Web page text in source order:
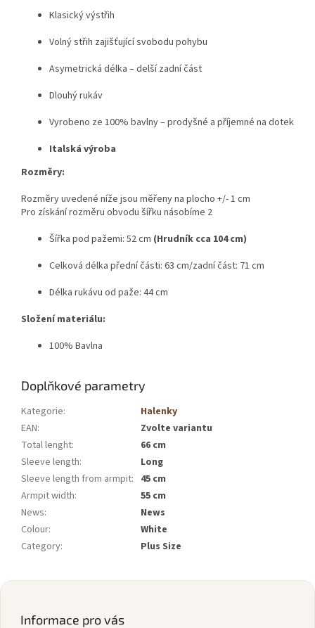
Klasický výstřih
Volný střih zajišťující svobodu pohybu
Asymetrická délka – delší zadní část
Dlouhý rukáv
Vyrobeno ze 100% bavlny – prodyšné a příjemné na dotek
Italská výroba
Rozměry:
Rozměry uvedené níže jsou měřeny na plocho +/- 1 cm
Pro získání rozměru obvodu šířku násobíme 2
Šířka pod pažemi: 52 cm (Hrudník cca 104 cm)
Celková délka přední části: 63 cm/zadní část: 71 cm
Délka rukávu od paže: 44 cm
Složení materiálu:
100% Bavlna
Doplňkové parametry
Kategorie:
Halenky
EAN:
Zvolte variantu
Total lenght:
66 cm
Sleeve length:
Long
Sleeve length from armpit: 45 cm
Armpit width:
55 cm
News:
News
Colour:
White
Category: Plus Size
Z
Informace pro vás